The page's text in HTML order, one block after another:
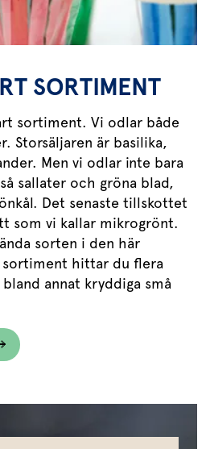
SORTIMENT
sortiment. Vi odlar både
Storsäljaren är basilika,
Men vi odlar inte bara
sallater och gröna blad,
Det senaste tillskottet
som vi kallar mikrogrönt.
sorten i den här
hittar du flera
annat kryddiga små